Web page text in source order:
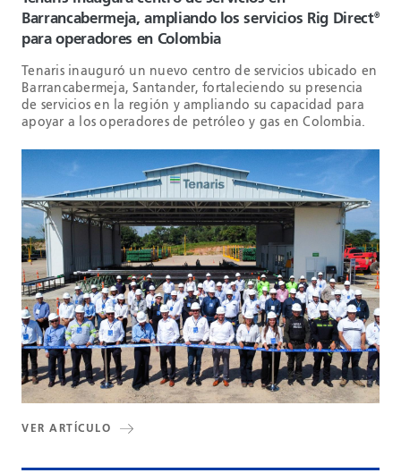
Barrancabermeja, ampliando los servicios Rig Direct®
para operadores en Colombia
Tenaris inauguró un nuevo centro de servicios ubicado en
Barrancabermeja, Santander, fortaleciendo su presencia
de servicios en la región y ampliando su capacidad para
apoyar a los operadores de petróleo y gas en Colombia.
VER ARTÍCULO